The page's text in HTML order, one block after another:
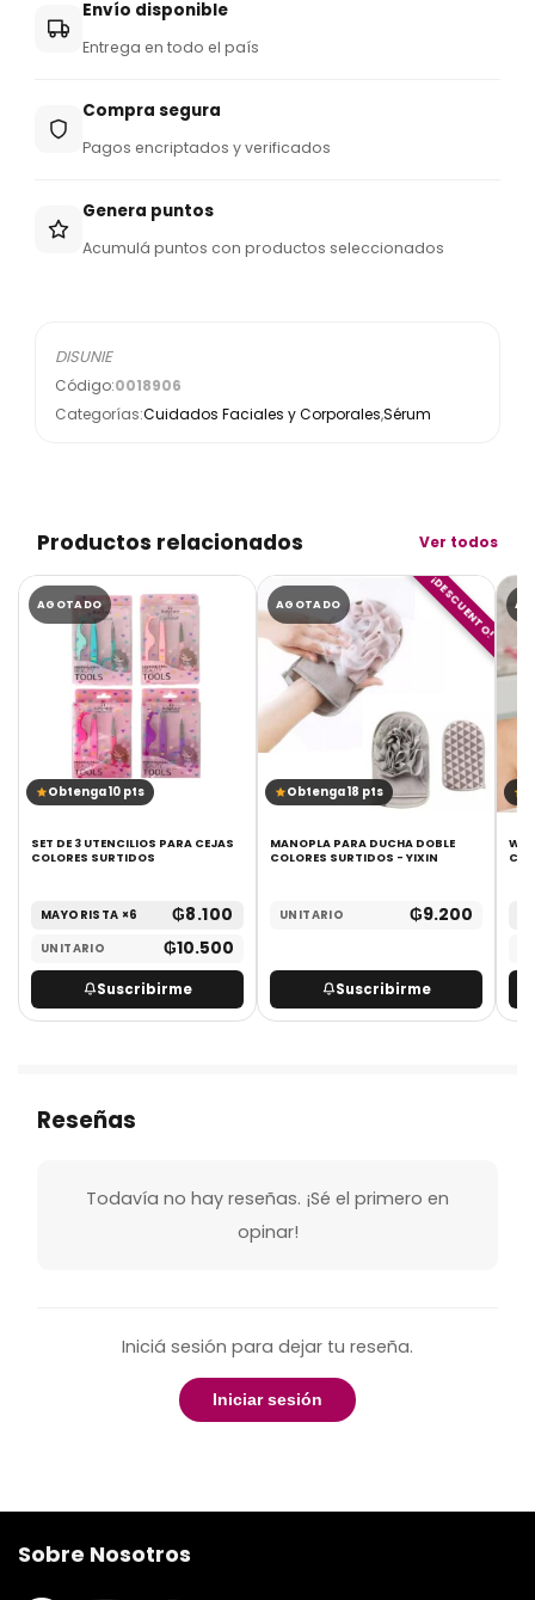
Envío disponible
Entrega en todo el país
Compra segura
Pagos encriptados y verificados
Genera puntos
Acumulá puntos con productos seleccionados
DISUNIE
Código:0018906
Categorías:Cuidados Faciales y Corporales,Sérum
Productos relacionados Ver todos
AGOTADO
Obtenga 10 pts
SET DE 3 UTENCILIOS PARA CEJAS
COLORES SURTIDOS
MAYORISTA ×6 ₲8.100
UNITARIO ₲10.500
Suscribirme
AGOTADO ¡DESCUENTO!
Obtenga 18 pts
MANOPLA PARA DUCHA DOBLE
COLORES SURTIDOS - YIXIN
UNITARIO ₲9.200
Suscribirme
Reseñas
Todavía no hay reseñas. ¡Sé el primero en
opinar!
Iniciá sesión para dejar tu reseña.
Iniciar sesión
Sobre Nosotros